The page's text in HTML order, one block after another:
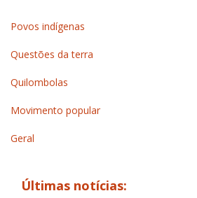
Povos indígenas
Questões da terra
Quilombolas
Movimento popular
Geral
Últimas notícias: